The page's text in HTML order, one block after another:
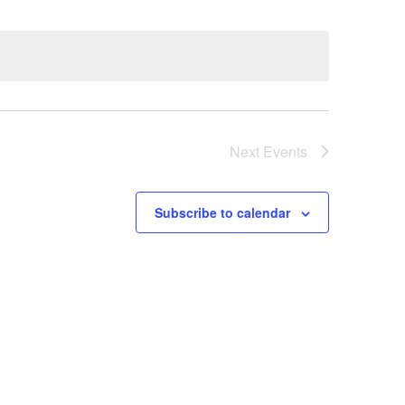
Next Events
Subscribe to calendar